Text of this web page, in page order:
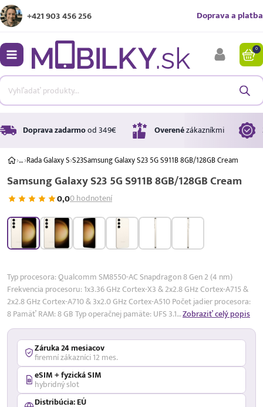
+421 903 456 256 Doprava a platba
0
Doprava zadarmood 349€ Overenézákazníkmi
›…›Rada Galaxy S›S23Samsung Galaxy S23 5G S911B 8GB/128GB Cream
Samsung Galaxy S23 5G S911B 8GB/128GB Cream
0,00 hodnotení
A A ↑
G
Úrok
17,99 %
Typ procesora: Qualcomm SM8550-AC Snapdragon 8 Gen 2 (4 nm)
Frekvencia procesoru: 1x3.36 GHz Cortex-X3 & 2x2.8 GHz Cortex-A715 &
2x2.8 GHz Cortex-A710 & 3x2.0 GHz Cortex-A510 Počet jadier procesora:
8 Pamäť RAM: 8 GB Typ operačnej pamäte: UFS 3.1…Zobraziť celý popis
Záruka 24 mesiacov
firemní zákazníci 12 mes.
eSIM + fyzická SIM
hybridný slot
Distribúcia: EÚ